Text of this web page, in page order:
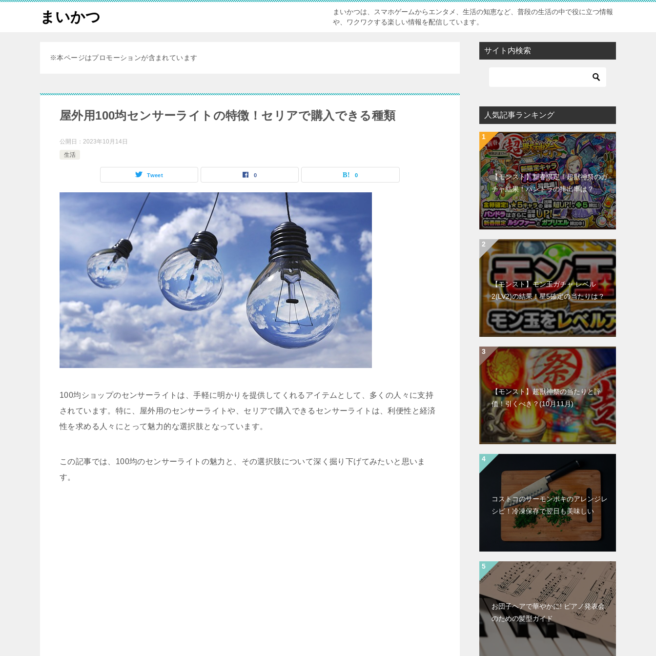
まいかつ
まいかつは、スマホゲームからエンタメ、生活の知恵など、普段の生活の中で役に立つ情報
や、ワクワクする楽しい情報を配信しています。
※本ページはプロモーションが含まれています
屋外用100均センサーライトの特徴！セリアで購入できる種類
公開日： 2023年10月14日
生活
Tweet 0 0
100均ショップのセンサーライトは、手軽に明かりを提供してくれるアイテムとして、多くの人々に支持
されています。特に、屋外用のセンサーライトや、セリアで購入できるセンサーライトは、利便性と経済
性を求める人々にとって魅力的な選択肢となっています。
この記事では、100均のセンサーライトの魅力と、その選択肢について深く掘り下げてみたいと思いま
す。
サイト内検索
人気記事ランキング
【モンスト】新春限定！超獣神祭のガ
チャ結果！パンドラの排出率は？
【モンスト】モン玉ガチャ レベル
2(LV2)の結果！星5確定の当たりは？
【モンスト】超獣神祭の当たりと評
価！引くべき？(10月11月)
コストコのサーモンポキのアレンジレ
シピ！冷凍保存で翌日も美味しい
お団子ヘアで華やかに! ピアノ発表会
のための髪型ガイド